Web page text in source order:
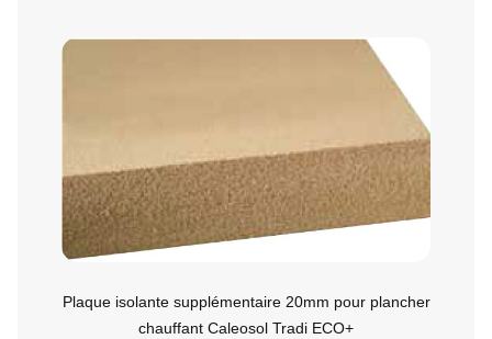
Plaque isolante supplémentaire 20mm pour plancher
chauffant Caleosol Tradi ECO+